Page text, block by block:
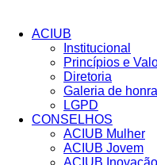
conteúdo
ACIUB
Institucional
Princípios e
Diretoria
Galeria de honra
LGPD
CONSELHOS
ACIUB Mulher
ACIUB Jovem
ACIUB Inovação